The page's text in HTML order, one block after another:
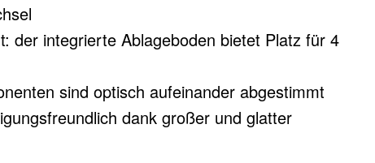
der integrierte Ablageboden bietet Platz für 4
sind optisch aufeinander abgestimmt​
dank großer und glatter